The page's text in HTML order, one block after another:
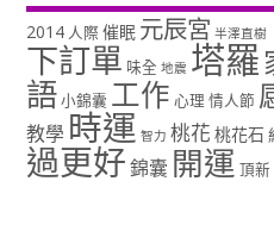
2014 人際 催眠 元辰宮 半澤直樹
下訂單 味全 地震 塔羅
語小錦囊 工作 心理 情人節
教學 時運 智力 桃花 桃花石
過更好錦囊 開運 頂新